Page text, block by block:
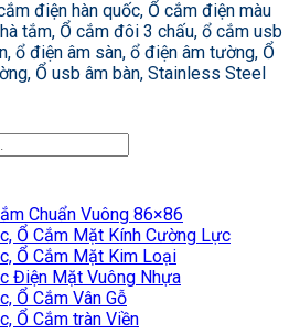
điện hàn quốc, Ổ cắm điện màu
tắm, Ổ cắm đôi 3 chấu, ổ cắm usb
ổ điện âm sàn, ổ điện âm tường, Ổ
Ổ usb âm bàn, Stainless Steel
Chuẩn Vuông 86×86
Ổ Cắm Mặt Kính Cường Lực
Ổ Cắm Mặt Kim Loại
Điện Mặt Vuông Nhựa
Ổ Cắm Vân Gỗ
Ổ Cắm tràn Viền